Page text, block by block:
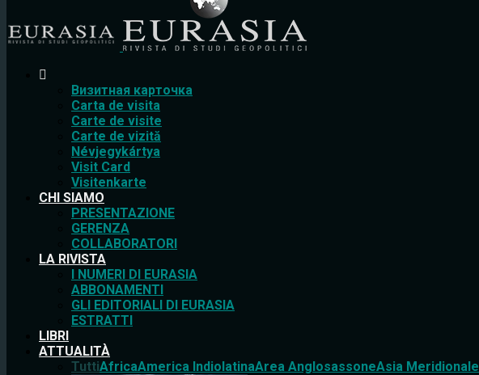
Bизитная карточка
Carta de visita
Carte de visite
Carte de vizită
Névjegykártya
Visit Card
Visitenkarte
CHI SIAMO
PRESENTAZIONE
GERENZA
COLLABORATORI
LA RIVISTA
I NUMERI DI EURASIA
ABBONAMENTI
GLI EDITORIALI DI EURASIA
ESTRATTI
LIBRI
ATTUALITÀ
TuttiAfricaAmerica IndiolatinaArea AnglosassoneAsia Meridionale